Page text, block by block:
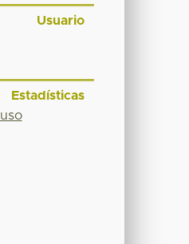
Usuario
Estadísticas